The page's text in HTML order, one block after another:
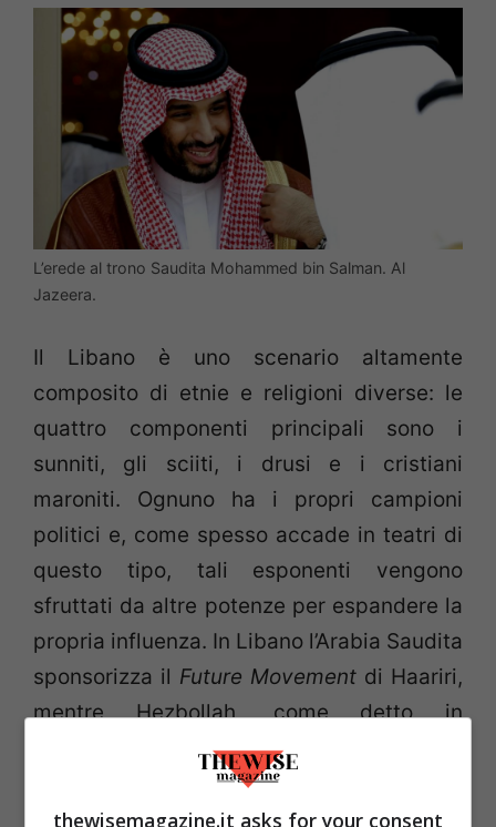
L’erede al trono Saudita Mohammed bin Salman. Al
Jazeera.
Il Libano è uno scenario altamente
composito di etnie e religioni diverse: le
quattro componenti principali sono i
sunniti, gli sciiti, i drusi e i cristiani
maroniti. Ognuno ha i propri campioni
politici e, come spesso accade in teatri di
questo tipo, tali esponenti vengono
sfruttati da altre potenze per espandere la
propria influenza. In Libano l’Arabia Saudita
sponsorizza il Future Movement di Haariri,
mentre Hezbollah, come detto in
precedenza, è manovrato dall’Iran.
Quest’ultimo partito è una formazione
politica con una certa tradizione (è stato
thewisemagazine.it asks for your consent